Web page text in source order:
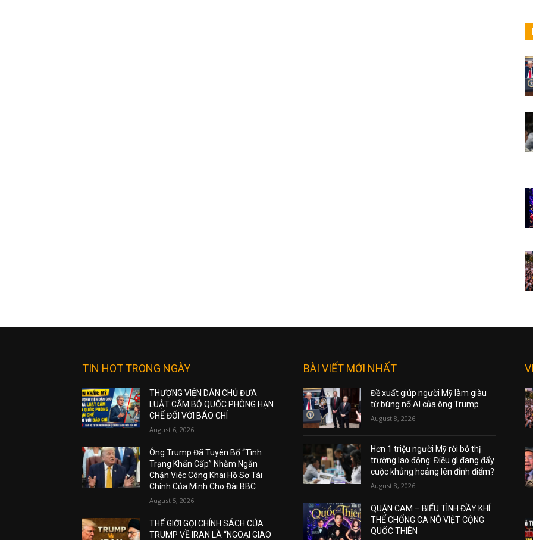
TIN HOT TRONG NGÀY
THƯỢNG VIỆN DÂN CHỦ ĐƯA
LUẬT CẤM BỘ QUỐC PHÒNG HẠN
CHẾ ĐỐI VỚI BÁO CHÍ
August 6, 2026
Ông Trump Đã Tuyên Bố “Tình
Trạng Khẩn Cấp” Nhằm Ngăn
Chặn Việc Công Khai Hồ Sơ Tài
Chính Của Mình Cho Đài BBC
August 5, 2026
THẾ GIỚI GỌI CHÍNH SÁCH CỦA
TRUMP VỀ IRAN LÀ “NGOẠI GIAO
BÀI VIẾT MỚI NHẤT
Đề xuất giúp người Mỹ làm giàu
từ bùng nổ AI của ông Trump
August 8, 2026
Hơn 1 triệu người Mỹ rời bỏ thị
trường lao động: Điều gì đang đẩy
cuộc khủng hoảng lên đỉnh điểm?
August 8, 2026
QUẬN CAM – BIỂU TÌNH ĐẦY KHÍ
THẾ CHỐNG CA NÔ VIỆT CỘNG
QUỐC THIÊN